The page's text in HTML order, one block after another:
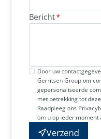
Bericht*
Door uw
Gerritsen Group om
gepersonaliseerde
met betrekking tot
Raadpleeg ons
om u op ieder moment
Verzend